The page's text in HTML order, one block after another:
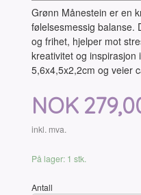
Grønn Månestein er en
følelsesmessig balanse.
og frihet, hjelper mot
kreativitet og
5,6x4,5x2,2cm og veier
Pris
NOK
inkl. mva.
På lager: 1 stk.
Antall